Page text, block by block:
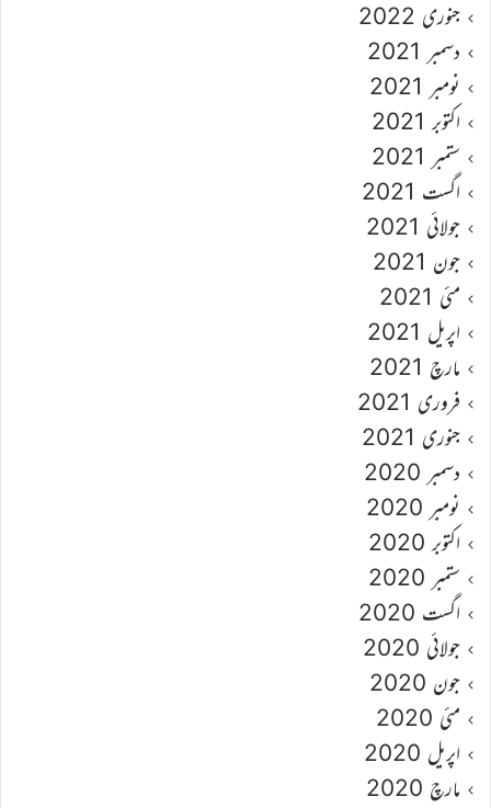
جنوری 2022
دسمبر 2021
نومبر 2021
اکتوبر 2021
ستمبر 2021
اگست 2021
جولائی 2021
جون 2021
مئی 2021
اپریل 2021
مارچ 2021
فروری 2021
جنوری 2021
دسمبر 2020
نومبر 2020
اکتوبر 2020
ستمبر 2020
اگست 2020
جولائی 2020
جون 2020
مئی 2020
اپریل 2020
مارچ 2020